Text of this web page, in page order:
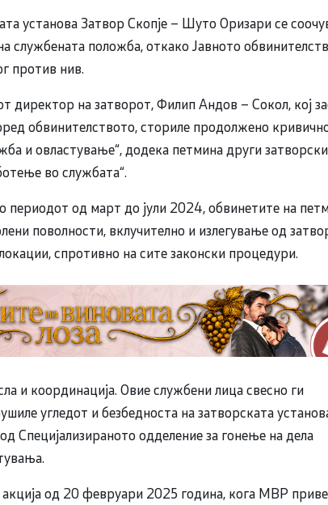
установа Затвор Скопје – Шуто Оризари се
службената положба, откако Јавното
против нив.
директор на затворот, Филип Андов – Сокол, кој
обвинителството, сториле продолжено
и овластување“, додека петмина други затворски
во службата“.
периодот од март до јули 2024, обвинетите на
поволности, вклучително и излегување од
спротивно на сите законски процедури.
и координација. Овие службени лица свесно ги
угледот и безбедноста на затворската
Специјализираното одделение за гонење на дела
од 20 февруари 2025 година, кога МВР